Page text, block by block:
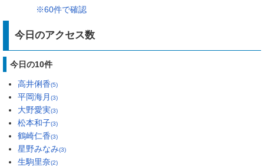
※60件で確認
今日のアクセス数
今日の10件
高井俐香(5)
平岡海月 (3)
大野愛実(3)
松本和子(3)
鶴崎仁香(3)
星野みなみ(3)
生駒里奈(2)